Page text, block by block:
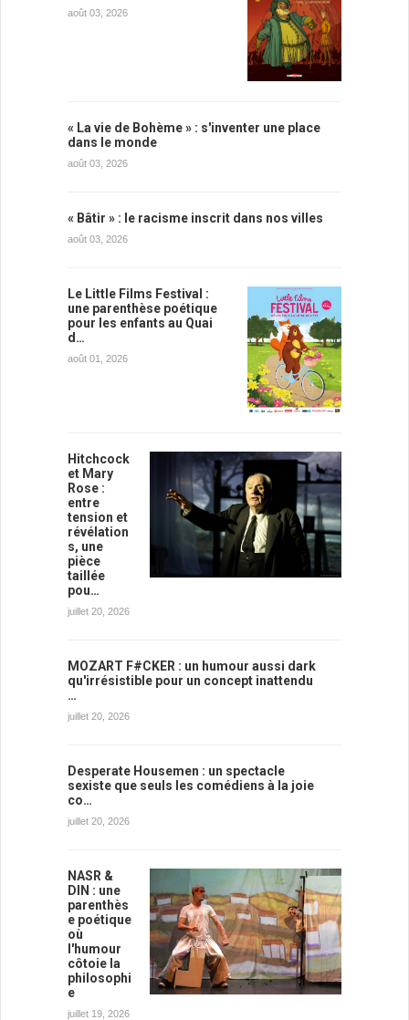
août 03, 2026
« La vie de Bohème » : s'inventer une place
dans le monde
août 03, 2026
« Bâtir » : le racisme inscrit dans nos villes
août 03, 2026
Le Little Films Festival :
une parenthèse poétique
pour les enfants au Quai
d…
août 01, 2026
Hitchcock
et Mary
Rose :
entre
tension et
révélation
s, une
pièce
taillée
pou…
juillet 20, 2026
MOZART F#CKER : un humour aussi dark
qu'irrésistible pour un concept inattendu
…
juillet 20, 2026
Desperate Housemen : un spectacle
sexiste que seuls les comédiens à la joie
co…
juillet 20, 2026
NASR &
DIN : une
parenthès
e poétique
où
l'humour
côtoie la
philosophi
e
juillet 19, 2026